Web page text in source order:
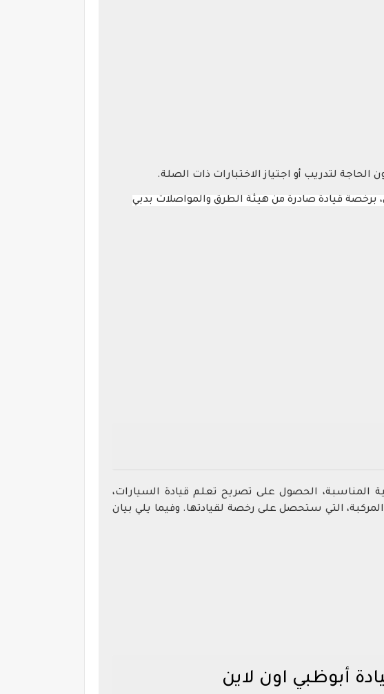
لتدريب أو اجتياز الاختبارات ذات الصلة.
برخصة قيادة صادرة من هيئة الطرق والمواصلات بدبي
المناسبة، الحصول على تصريح تعلم قيادة السيارات،
التي ستحصل على رخصة لقيادتها. وفيما يلي بيان
أبوظبي اون لاين